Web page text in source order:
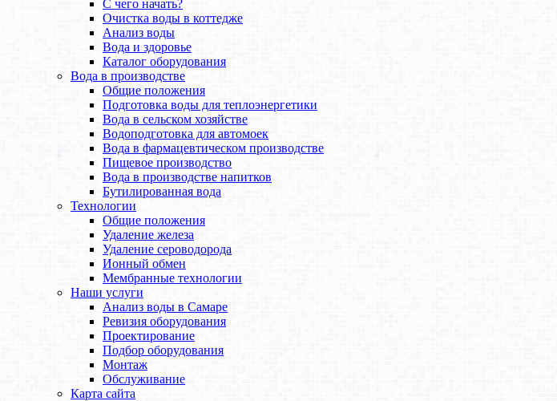
С чего начать?
Очистка воды в коттедже
Анализ воды
Вода и здоровье
Каталог оборудования
Вода в производстве
Общие положения
Подготовка воды для теплоэнергетики
Вода в сельском хозяйстве
Водоподготовка для автомоек
Вода в фармацевтическом производстве
Пищевое производство
Вода в производстве напитков
Бутилированная вода
Технологии
Общие положения
Удаление железа
Удаление сероводорода
Ионный обмен
Мембранные технологии
Наши услуги
Анализ воды в Самаре
Ревизия оборудования
Проектирование
Подбор оборудования
Монтаж
Обслуживание
Карта сайта